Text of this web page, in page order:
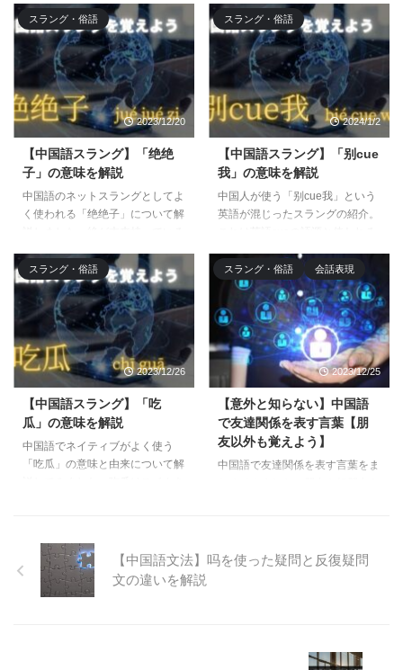
スラング・俗語
2023/12/20
【中国語スラング】「绝绝
子」の意味を解説
中国語のネットスラングとしてよ
く使われる「绝绝子」について解
「绝了」といった言葉も瞬時に理
解できるようになりますよ。例文
とあわせてインプットしてみまし
ょう！
スラング・俗語
2024/1/2
【中国語スラング】「别cue
我」の意味を解説
中国人が使う「别cue我」という
英語が混じったスラングの紹介。
に構わないで的なニュアンスを示
すことがわかるようになります。
困ったときにも使えるスラングな
ので覚えてみましょう。
スラング・俗語
2023/12/26
【中国語スラング】「吃
瓜」の意味を解説
中国語でネイティブがよく使う
「吃瓜」の意味と由来について解
え読めば、吃瓜の意味が記憶に定
着します。例文とあわせてチェッ
クしましょう。
スラング・俗語 会話表現
2023/12/25
【意外と知らない】中国語
で友達関係を表す言葉【朋
友以外も覚えよう】
中国語で友達関係を表す言葉をま
けられるようにしてみましょう。
【中国語文法】吗を使った疑問と反復疑問
文の違いを解説